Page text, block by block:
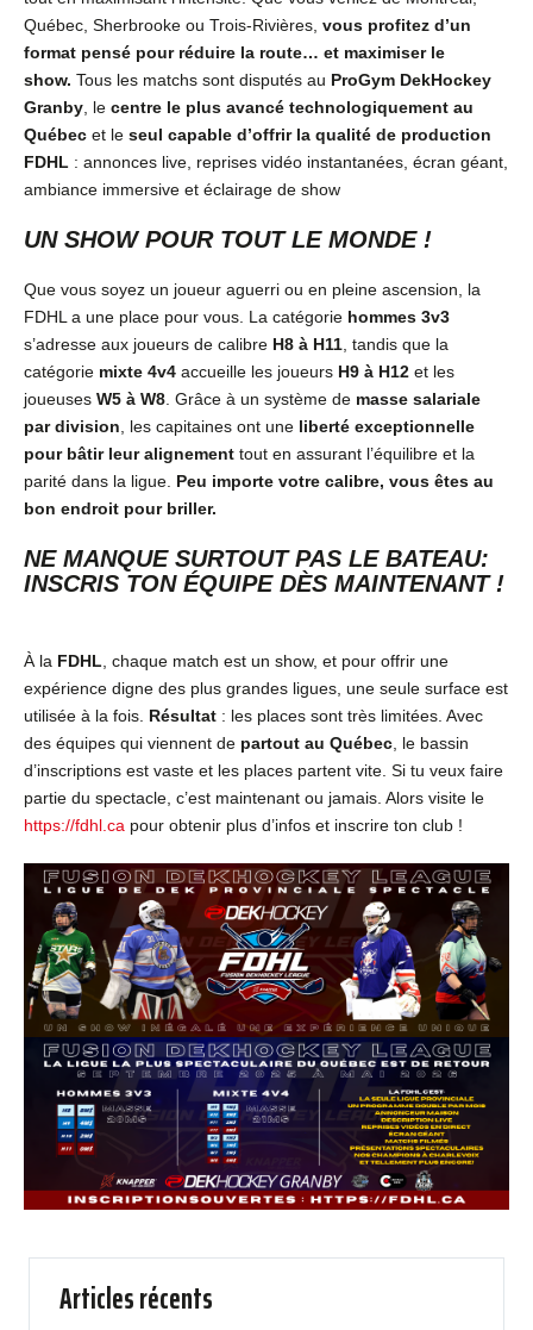
Québec, Sherbrooke ou Trois-Rivières, vous profitez d’un
format pensé pour réduire la route… et maximiser le
show. Tous les matchs sont disputés au ProGym DekHockey
Granby , le centre le plus avancé technologiquement au
Québec et le seul capable d’offrir la qualité de production
FDHL : annonces live, reprises vidéo instantanées, écran géant,
ambiance immersive et éclairage de show
UN SHOW POUR TOUT LE MONDE !
Que vous soyez un joueur aguerri ou en pleine ascension, la
FDHL a une place pour vous. La catégorie hommes 3v3
s’adresse aux joueurs de calibre H8 à H11 , tandis que la
catégorie mixte 4v4 accueille les joueurs H9 à H12 et les
joueuses W5 à W8 . Grâce à un système de masse salariale
par division , les capitaines ont une liberté exceptionnelle
pour bâtir leur alignement tout en assurant l’équilibre et la
parité dans la ligue. Peu importe votre calibre, vous êtes au
bon endroit pour briller.
NE MANQUE SURTOUT PAS LE BATEAU:
INSCRIS TON ÉQUIPE DÈS MAINTENANT !
À la FDHL chaque match est un show, et pour offrir une
expérience digne des plus grandes ligues, une seule surface est
utilisée à la fois. Résultat : les places sont très limitées. Avec
des équipes qui viennent de partout au Québec , le bassin
d’inscriptions est vaste et les places partent vite. Si tu veux faire
partie du spectacle, c’est maintenant ou jamais. Alors visite le
https://fdhl.ca pour obtenir plus d’infos et inscrire ton club !
Articles récents